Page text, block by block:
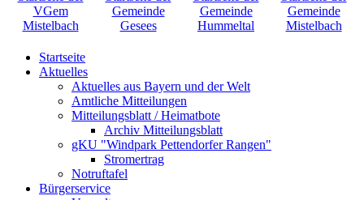
Startseite
Aktuelles
Aktuelles aus Bayern und der Welt
Amtliche Mitteilungen
Mitteilungsblatt / Heimatbote
Archiv Mitteilungsblatt
gKU "Windpark Pettendorfer Rangen"
Stromertrag
Notruftafel
Bürgerservice